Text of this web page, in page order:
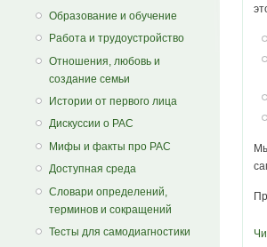
Образование и обучение
Работа и трудоустройство
Отношения, любовь и
создание семьи
Истории от первого лица
Дискуссии о РАС
Мифы и факты про РАС
Доступная среда
Словари определений,
терминов и сокращений
Тесты для самодиагностики